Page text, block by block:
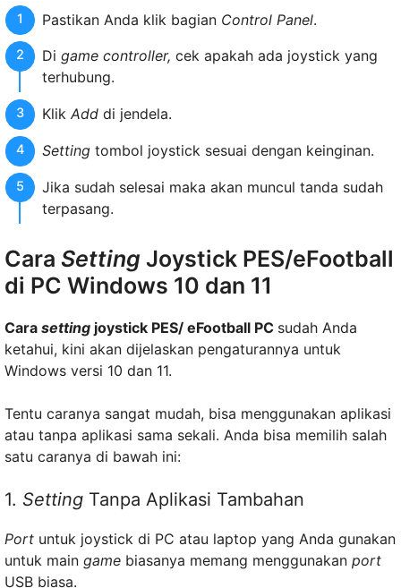
Pastikan Anda klik bagian Control Panel.
Di game controller, cek apakah ada joystick yang
terhubung.
Klik Adddi jendela.
Settingtombol joystick sesuai dengan keinginan.
Jika sudah selesai maka akan muncul tanda sudah
terpasang.
Cara Setting Joystick PES/eFootball
di PC Windows 10 dan 11
Cara setting joystick PES/ eFootball PC sudah Anda
ketahui, kini akan dijelaskan pengaturannya untuk
Windows versi 10 dan 11.
Tentu caranya sangat mudah, bisa menggunakan aplikasi
atau tanpa aplikasi sama sekali. Anda bisa memilih salah
satu caranya di bawah ini:
1. Setting Tanpa Aplikasi Tambahan
Port untuk joystick di PC atau laptop yang Anda gunakan
untuk main game biasanya memang menggunakan port
USB biasa.